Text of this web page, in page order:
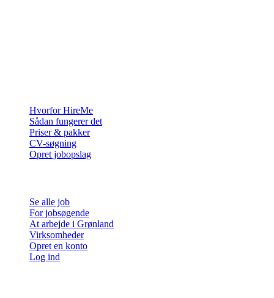
Hvorfor HireMe
Sådan fungerer det
Priser & pakker
CV-søgning
Opret jobopslag
Se alle job
For jobsøgende
At arbejde i Grønland
Virksomheder
Opret en konto
Log ind